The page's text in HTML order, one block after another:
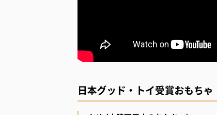
日本グッド・トイ受賞おもちゃ